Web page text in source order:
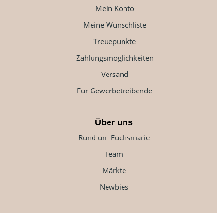
Mein Konto
Meine Wunschliste
Treuepunkte
Zahlungsmöglichkeiten
Versand
Für Gewerbetreibende
Über uns
Rund um Fuchsmarie
Team
Märkte
Newbies